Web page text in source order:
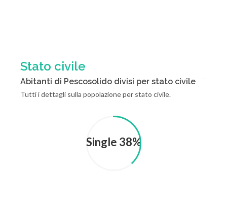
Stato civile
Abitanti di Pescosolido divisi per stato civile
Tutti i dettagli sulla popolazione per stato civile.
Single 38%